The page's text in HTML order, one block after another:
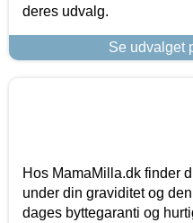
deres udvalg.
Se udvalget
Hos MamaMilla.dk finder
under din graviditet og
dages byttegaranti og